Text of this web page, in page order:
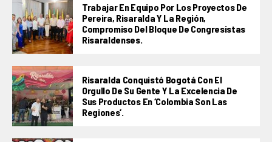
Trabajar En Equipo Por Los Proyectos De
Pereira, Risaralda Y La Región,
Compromiso Del Bloque De Congresistas
Risaraldenses.
Risaralda Conquistó Bogotá Con El
Orgullo De Su Gente Y La Excelencia De
Sus Productos En ‘Colombia Son Las
Regiones’.